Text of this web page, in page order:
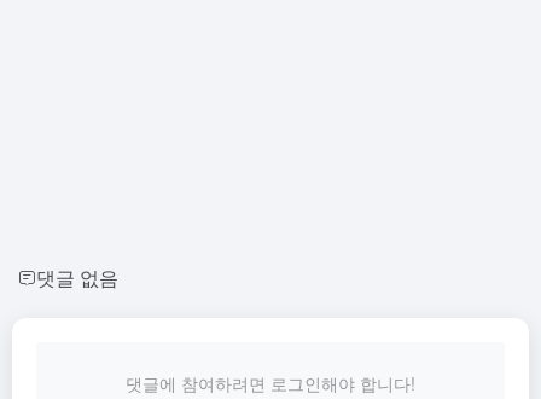
댓글 없음
댓글에 참여하려면 로그인해야 합니다!